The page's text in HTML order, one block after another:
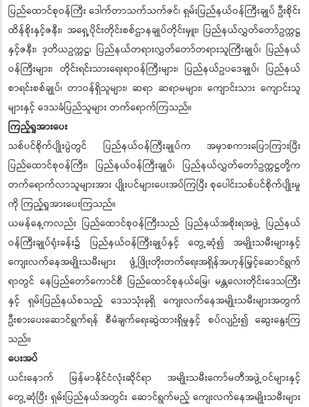
ပြည်ထောင်စုဝန်ကြီး ဒေါက်တာသက်သက်ဇင်၊ ရှမ်းပြည်နယ်ဝန်ကြီးချုပ် ဦးစိုင်း
ထိန်စိုးနှင့်ဇနီး၊ အရှေ့ပိုင်းတိုင်းစစ်ဌာနချုပ်တိုင်းမှူး၊ ပြည်နယ်လွှတ်တော်ဥက္ကဋ္ဌ
နှင့်ဇနီး၊ ဒုတိယဥက္ကဋ္ဌ၊ ပြည်နယ်တရားလွှတ်တော်တရားသူကြီးချုပ်၊ ပြည်နယ်
ဝန်ကြီးများ၊ တိုင်းရင်းသားရေးရာဝန်ကြီးများ၊ ပြည်နယ်ဥပဒေချုပ်၊ ပြည်နယ်
စာရင်းစစ်ချုပ်၊ တာဝန်ရှိသူများ၊ ဆရာ ဆရာမများ၊ ကျောင်းသား ကျောင်းသူ
များနှင့် ဒေသခံပြည်သူများ တက်ရောက်ကြသည်။
ကြည့်ရှုအားပေး
သစ်ပင်စိုက်ပျိုးပွဲတွင် ပြည်နယ်ဝန်ကြီးချုပ်က အမှာစကားပြောကြားပြီး
ပြည်ထောင်စုဝန်ကြီး၊ ပြည်နယ်ဝန်ကြီးချုပ်၊ ပြည်နယ်လွှတ်တော်ဥက္ကဋ္ဌတို့က
တက်ရောက်လာသူများအား ပျိုးပင်များပေးအပ်ကြပြီး စုပေါင်းသစ်ပင်စိုက်ပျိုးမှု
ကို ကြည့်ရှုအားပေးကြသည်။
ယမန်နေ့ကလည်း ပြည်ထောင်စုဝန်ကြီးသည် ပြည်နယ်အစိုးရအဖွဲ့ ပြည်နယ်
ဝန်ကြီးချုပ်ရုံးခန်း၌ ပြည်နယ်ဝန်ကြီးချုပ်နှင့် တွေ့ဆုံ၍ အမျိုးသမီးများနှင့်
ကျေးလက်နေအမျိုးသမီးများ ဖွံ့ဖြိုးတိုးတက်ရေးအရှိန်အဟုန်မြှင့်ဆောင်ရွက်
ရာတွင် နေပြည်တော်ကောင်စီ ပြည်ထောင်စုနယ်မြေ၊ မန္တလေးတိုင်းဒေသကြီး
နှင့် ရှမ်းပြည်နယ်စသည့် ဒေသသုံးခုရှိ ကျေးလက်နေအမျိုးသမီးများအတွက်
ဦးစားပေးဆောင်ရွက်ရန် စီမံချက်ရေးဆွဲထားရှိမှုနှင့် စပ်လျဉ်း၍ ဆွေးနွေးကြ
သည်။
ပေးအပ်
ယင်းနောက် မြန်မာနိုင်ငံလုံးဆိုင်ရာ အမျိုးသမီးကော်မတီအဖွဲ့ဝင်များနှင့်
တွေ့ဆုံပြီး ရှမ်းပြည်နယ်အတွင်း ဆောင်ရွက်မည့် ကျေးလက်နေအမျိုးသမီးများ